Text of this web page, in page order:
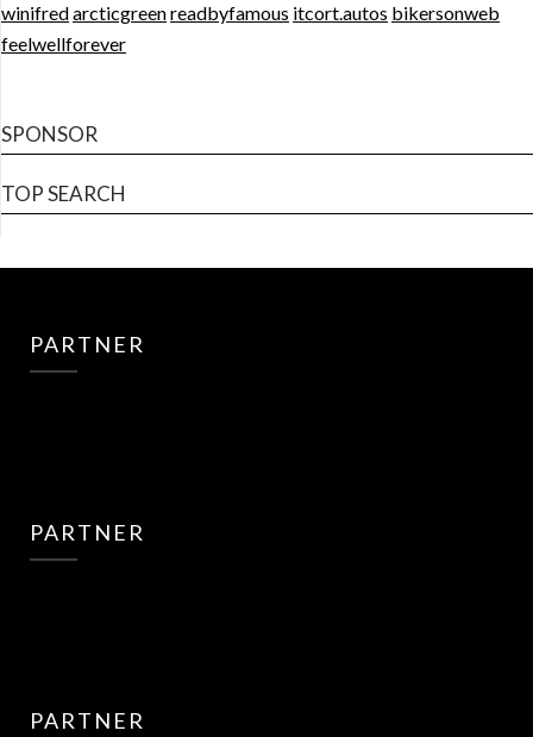
winifredarcticgreenreadbyfamous itcort.autos bikersonweb
feelwellforever
SPONSOR
TOP SEARCH
PARTNER
PARTNER
PARTNER